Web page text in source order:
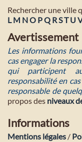
Rechercher une ville
L M NO PQ RST U
Avertissement
Les informations
cas engager la
qui participent
responsabilité en
responsable de
propos des niveaux
Informations
Mentions légales /